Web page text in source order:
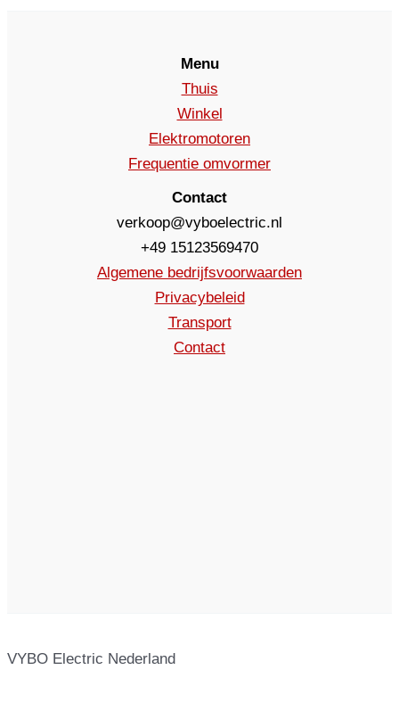
Menu
Thuis
Winkel
Elektromotoren
Frequentie omvormer
Contact
verkoop@vyboelectric.nl
+49 15123569470
Algemene bedrijfsvoorwaarden
Privacybeleid
Transport
Contact
VYBO Electric Nederland